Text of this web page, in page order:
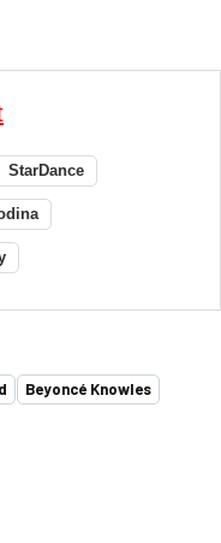
StarDance
Beyoncé Knowles